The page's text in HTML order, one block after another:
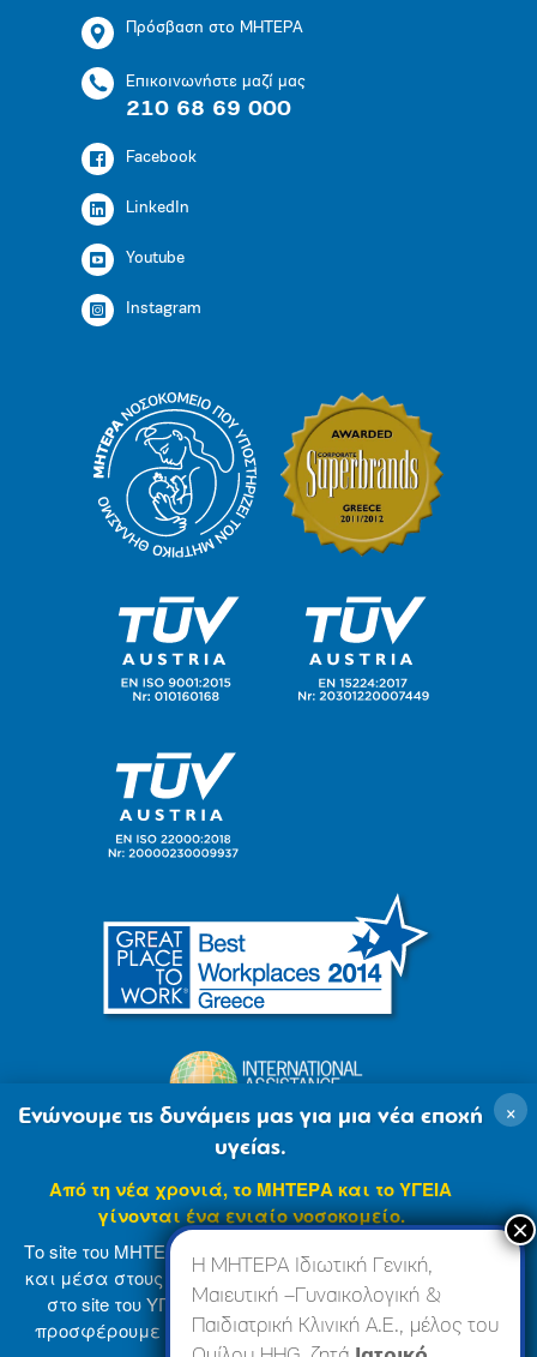
Πρόσβαση στο ΜΗΤΕΡΑ
Επικοινωνήστε μαζί μας
210 68 69 000
Facebook
LinkedIn
Youtube
Instagram
© 2007-2024 ΜΗΤΕΡΑ Α.Ε Όροι Χρήσης
Η ΜΗΤΕΡΑ Ιδιωτική Γενική,
Μαιευτική –Γυναικολογική &
Παιδιατρική Κλινική Α.Ε., μέλος του
×
Ενώνουμε τις δυνάμεις μας για μια νέα εποχή
υγείας.
Από τη νέα χρονιά, το ΜΗΤΕΡΑ και το ΥΓΕΙΑ
γίνονται ένα ενιαίο νοσοκομείο.
Το site του ΜΗΤΕΡΑ βρίσκεται σε φάση ανανέωσης
και μέσα στους επόμενους μήνες θα ενσωματωθεί
στο site του ΥΓΕΙΑ (www.hygeia.gr), ώστε να σας
προσφέρουμε μια πιο ολοκληρωμένη και ενιαία